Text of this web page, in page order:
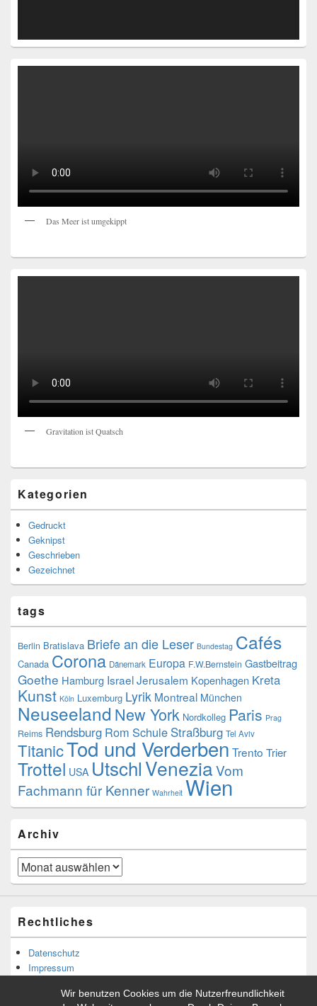
Wir benutzen Cookies um die Nutzerfreundlichkeit
Das Meer ist umgekippt
Gravitation ist Quatsch
Kategorien
Gedruckt
Geknipst
Geschrieben
Gezeichnet
tags
Berlin Bratislava Briefe an die Leser Bundestag Cafés
Canada Corona Dänemark Europa F.W.Bernstein Gastbeitrag
Goethe Hamburg IsraelJerusalem Kopenhagen Kreta
Kunst Köln Luxemburg Lyrik Montreal München
Neuseeland New York Nordkolleg Paris Prag
Reims Rendsburg Rom Schule Straßburg Tel Aviv
TitanicTod und Verderben Trento Trier
Trottel USA UtschlVeneziaVom
Fachmann für Kenner Wahrheit Wien
Archiv
Archiv
Rechtliches
Datenschutz
Impressum